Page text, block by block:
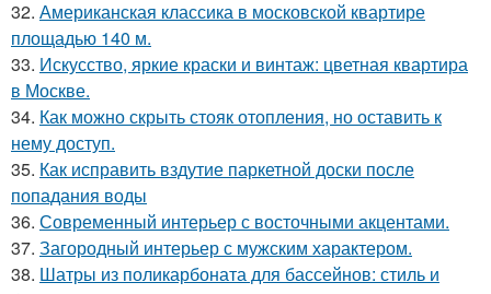
32. Американская классика в московской квартире
площадью 140 м.
33. Искусство, яркие краски и винтаж: цветная квартира
в Москве.
34. Как можно скрыть стояк отопления, но оставить к
нему доступ.
35. Как исправить вздутие паркетной доски после
попадания воды
36. Современный интерьер с восточными акцентами.
37. Загородный интерьер с мужским характером.
38. Шатры из поликарбоната для бассейнов: стиль и